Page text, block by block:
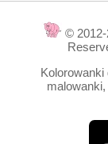
© 2012-
Kolorowanki